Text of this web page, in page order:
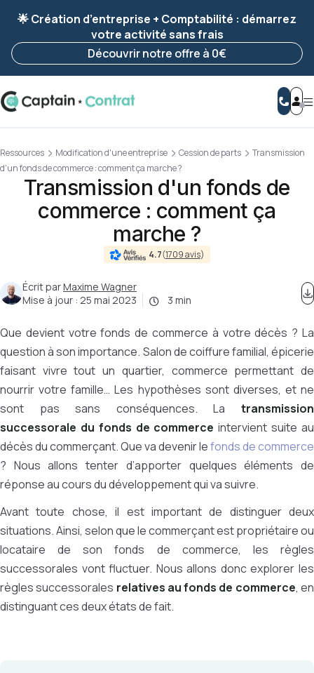
enregistrée 🚀
Reprendre ma démarche
🌟 Création d’entreprise + Comptabilité : démarrez
votre activité sans frais
Découvrir notre offre à 0€
Ressources Modification d'une entreprise Cession de parts
Transmission
d'un fonds de commerce : comment ça marche ?
Transmission d'un fonds de
commerce : comment ça
marche ?
4.7(1709 avis)
Écrit parMaxime Wagner
Mise à jour : 25 mai 2023 3 min
Que devient votre fonds de commerce à votre décès ? La
question à son importance. Salon de coiffure familial, épicerie
faisant vivre tout un quartier, commerce permettant de
nourrir votre famille… Les hypothèses sont diverses, et ne
sont pas sans conséquences. La transmission
successorale du fonds de commerce intervient suite au
décès du commerçant. Que va devenir lefonds de commerce
? Nous allons tenter d’apporter quelques éléments de
réponse au cours du développement qui va suivre.
Avant toute chose, il est important de distinguer deux
situations. Ainsi, selon que le commerçant est propriétaire ou
locataire de son fonds de commerce, les règles
successorales vont fluctuer. Nous allons donc explorer les
règles successorales relatives au fonds de commerce, en
distinguant ces deux états de fait.